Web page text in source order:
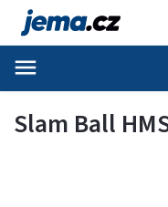
Slam Ball